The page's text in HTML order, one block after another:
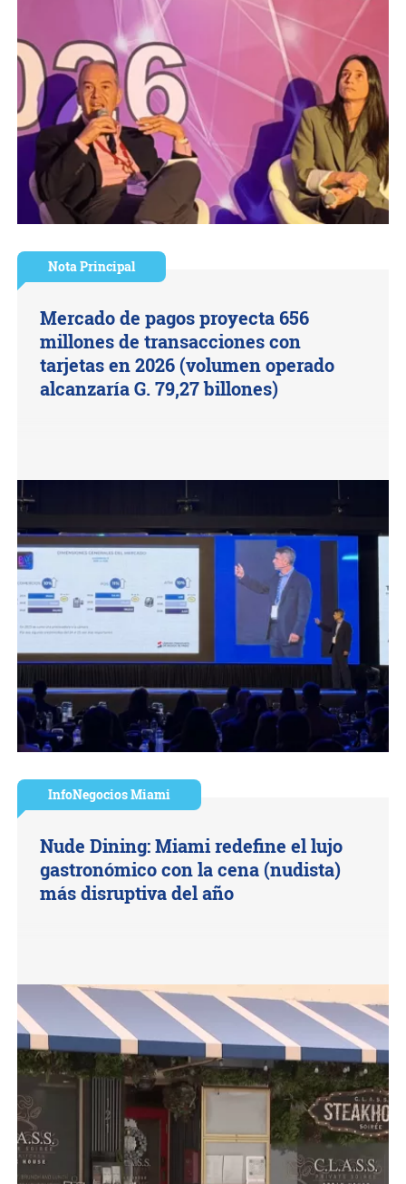
Nota Principal
Mercado de pagos proyecta 656
millones de transacciones con
tarjetas en 2026 (volumen operado
alcanzaría G. 79,27 billones)
InfoNegocios Miami
Nude Dining: Miami redefine el lujo
gastronómico con la cena (nudista)
más disruptiva del año